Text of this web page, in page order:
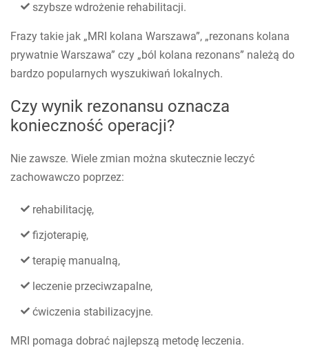
szybsze wdrożenie rehabilitacji.
Frazy takie jak „MRI kolana Warszawa”, „rezonans kolana
prywatnie Warszawa” czy „ból kolana rezonans” należą do
bardzo popularnych wyszukiwań lokalnych.
Czy wynik rezonansu oznacza
konieczność operacji?
Nie zawsze. Wiele zmian można skutecznie leczyć
zachowawczo poprzez:
rehabilitację,
fizjoterapię,
terapię manualną,
leczenie przeciwzapalne,
ćwiczenia stabilizacyjne.
MRI pomaga dobrać najlepszą metodę leczenia.